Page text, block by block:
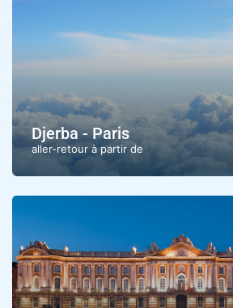
Djerba - Paris
aller-retour à partir de